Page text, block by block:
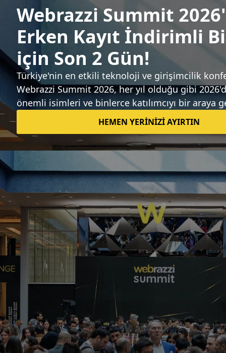
İnsansı robotlardan yapay zeka dostlarına:
Ev robotlarında son durum
Tuğçe İçözü 26 Mayıs 2026
Teknoloji dünyasındaki gelişmeleri takip edin.
Neleri size ulaştırmamızı istersiniz?
Etkinlikler
Webrazzi'nin hizmet ve ürünleri ile günlük
Webrazzi haberlerine ilişkin olarak epostalar
göndermesini onaylıyorum.